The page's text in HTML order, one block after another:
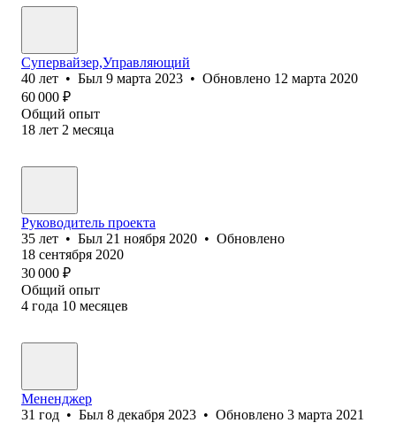
Супервайзер,Управляющий
40 лет • Был 9 марта 2023 • Обновлено 12 марта 2020
60 000 ₽
Общий опыт
18 лет 2 месяца
Руководитель проекта
35 лет • Был 21 ноября 2020 • Обновлено
18 сентября 2020
30 000 ₽
Общий опыт
4 года 10 месяцев
Мененджер
31 год • Был 8 декабря 2023 • Обновлено 3 марта 2021